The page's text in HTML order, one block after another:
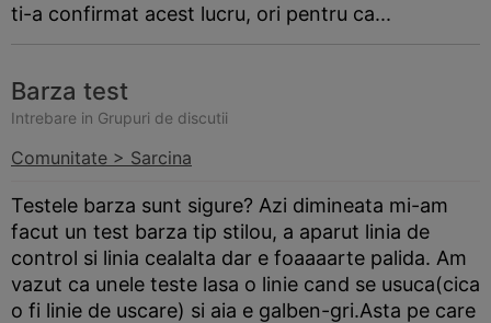
ti-a confirmat acest lucru, ori pentru ca...
Barza test
Intrebare in Grupuri de discutii
Comunitate > Sarcina
Testele barza sunt sigure? Azi dimineata mi-am
facut un test barza tip stilou, a aparut linia de
control si linia cealalta dar e foaaaarte palida. Am
vazut ca unele teste lasa o linie cand se usuca(cica
o fi linie de uscare) si aia e galben-gri.Asta pe care